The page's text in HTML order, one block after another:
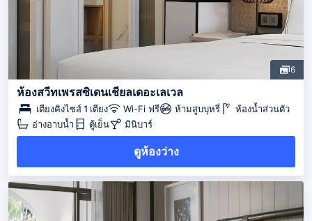
6
ห้องสวีทเพรสซิเดนเชียลเดอะเลเวล
เตียงคิงไซส์ 1 เตียง Wi-Fi ฟรี ห้ามสูบบุหรี่
ห้องน้ำส่วนตัว
อ่างอาบน้ำ
ตู้เย็น มินิบาร์
ดูห้องว่าง